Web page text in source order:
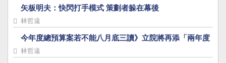
矢板明夫：快閃打手模式 策劃者躲在幕後
林哲遠
今年度總預算案若不能八月底三讀》立院將再添「兩年度
總預算同時審」新惡例
林哲遠